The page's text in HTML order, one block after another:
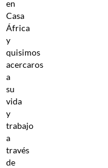
en
Casa
África
y
quisimos
acercaros
a
su
vida
y
trabajo
a
través
de